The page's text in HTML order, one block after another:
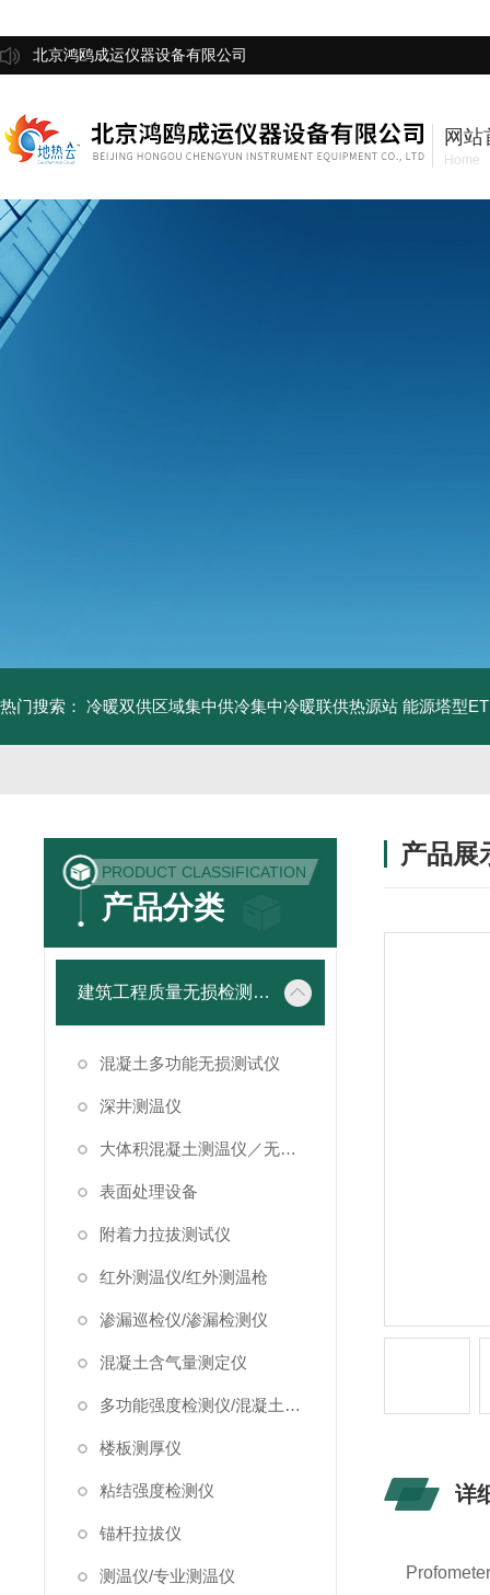
北京鸿鸥成运仪器设备有限公司
网站
Home
热门搜索： 冷暖双供区域集中供冷集中冷暖联供热源站 能源塔型
PRODUCT CLASSIFICATION
产品分类
建筑工程质量无损检测仪器
混凝土多功能无损测试仪
深井测温仪
大体积混凝土测温仪／无线测温仪
表面处理设备
附着力拉拔测试仪
红外测温仪/红外测温枪
渗漏巡检仪/渗漏检测仪
混凝土含气量测定仪
多功能强度检测仪/混凝土强度检测仪
楼板测厚仪
粘结强度检测仪
锚杆拉拔仪
测温仪/专业测温仪
产品展
详